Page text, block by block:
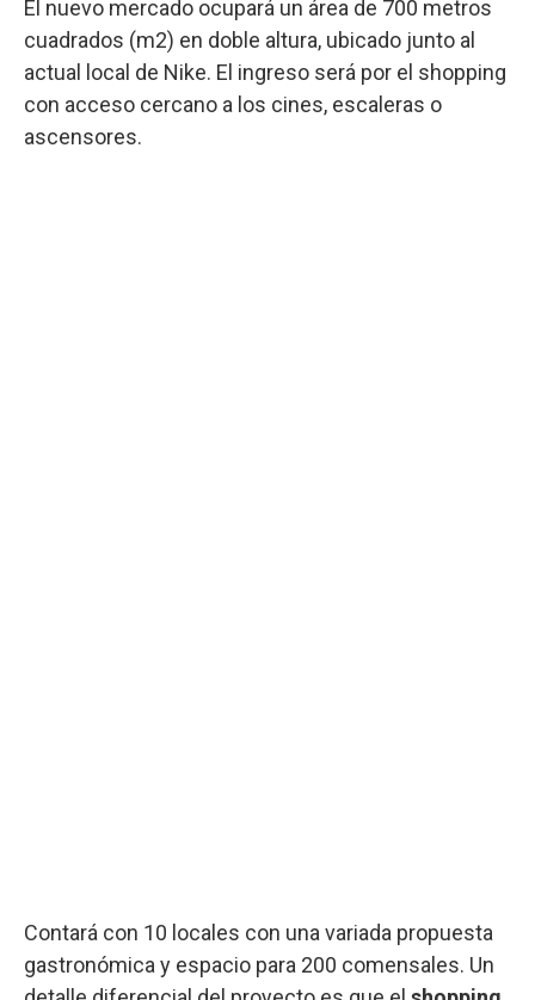
El nuevo mercado ocupará un área de 700 metros
cuadrados (m2) en doble altura, ubicado junto al
actual local de Nike. El ingreso será por el shopping
con acceso cercano a los cines, escaleras o
ascensores.
Contará con 10 locales con una variada propuesta
gastronómica y espacio para 200 comensales. Un